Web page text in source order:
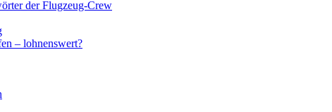
der Flugzeug-Crew
– lohnenswert?